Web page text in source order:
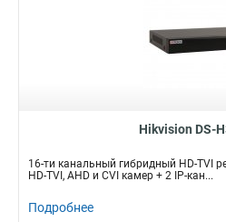
Hikvision DS-
16-ти канальный гибридный HD-TVI
HD-TVI, AHD и CVI камер + 2 IP-кан...
Подробнее